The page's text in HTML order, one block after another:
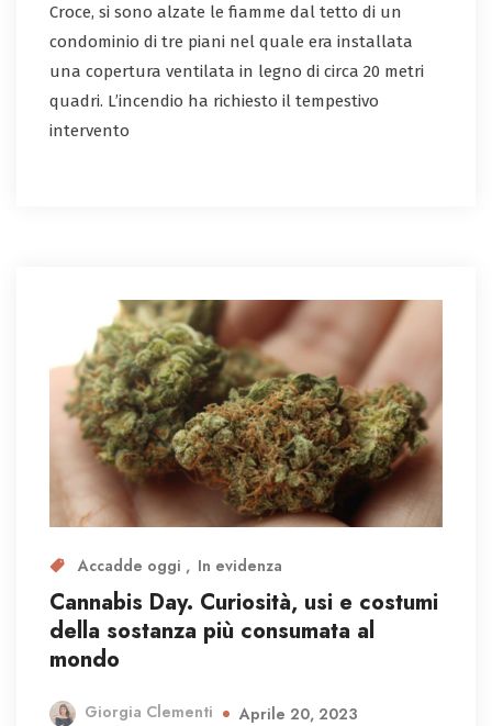
Croce, si sono alzate le fiamme dal tetto di un
condominio di tre piani nel quale era installata
una copertura ventilata in legno di circa 20 metri
quadri. L’incendio ha richiesto il tempestivo
intervento
Accadde oggi In evidenza
Cannabis Day. Curiosità, usi e costumi
della sostanza più consumata al
mondo
Giorgia Clementi Aprile 20, 2023